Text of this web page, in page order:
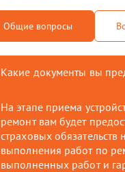
Общие вопросы
Какие документы вы
На этапе приема
ремонт вам будет
страховых обязательств
выполнения работ по
выполненных работ и